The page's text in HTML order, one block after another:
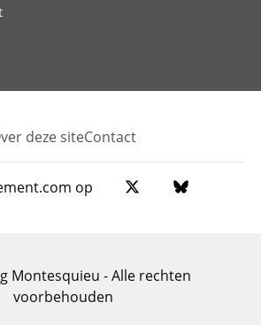
deze siteContact
op
Montesquieu - Alle rechten
voorbehouden